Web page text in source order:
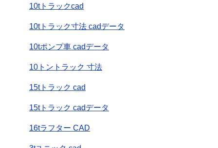
10tトラックcad
10tトラック寸法 cadデータ
10tポンプ車 cadデータ
10トントラック 寸法
15tトラック cad
15tトラック cadデータ
16tラフター CAD